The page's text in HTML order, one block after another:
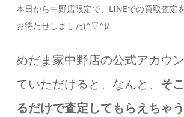
本日から中野店限定で、LINEでの買取査定
お待たせしました(^▽^)/
めだま家中野店の公式アカウ
ていただけると、なんと、 そ
るだけで査定してもらえちゃ